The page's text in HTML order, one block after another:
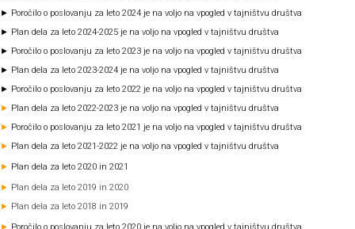
► Poročilo o poslovanju za leto 2024 je na voljo na vpogled v tajništvu društva
► Plan dela za leto 2024-2025 je na voljo na vpogled v tajništvu društva
► Poročilo o poslovanju za leto 2023 je na voljo na vpogled v tajništvu društva
► Plan dela za leto 2023-2024 je na voljo na vpogled v tajništvu društva
► Poročilo o poslovanju za leto 2022 je na voljo na vpogled v tajništvu društva
► Plan dela za leto 2022-2023 je na voljo na vpogled v tajništvu društva
► Poročilo o poslovanju za leto 2021 je na voljo na vpogled v tajništvu društva
► Plan dela za leto 2021-2022 je na voljo na vpogled v tajništvu društva
► Plan dela za leto 2020 in 2021
► Plan dela za leto 2019 in 2020
► Plan dela za leto 2018 in 2019